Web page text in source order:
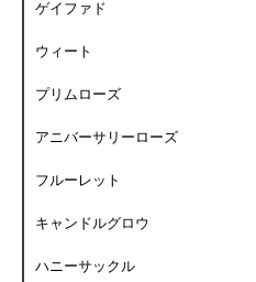
ゲイファド
ウィート
プリムローズ
アニバーサリーローズ
フルーレット
キャンドルグロウ
ハニーサックル